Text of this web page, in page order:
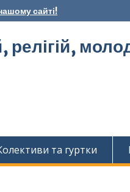
сайті!
та гуртки